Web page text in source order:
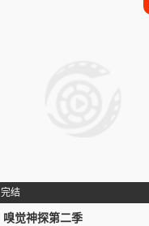
完结
嗅觉神探第二季